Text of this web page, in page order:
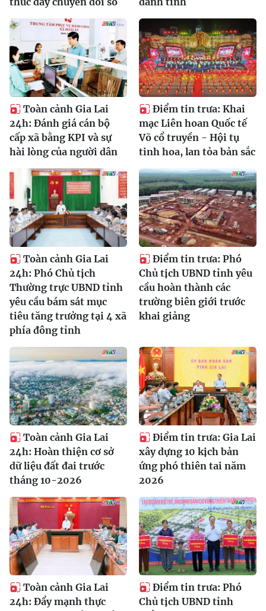
Toàn cảnh Gia Lai
24h: Đánh giá cán bộ
cấp xã bằng KPI và sự
hài lòng của người dân
Điểm tin trưa: Khai
mạc Liên hoan Quốc tế
Võ cổ truyền - Hội tụ
tinh hoa, lan tỏa bản sắc
Toàn cảnh Gia Lai
24h: Phó Chủ tịch
Thường trực UBND tỉnh
yêu cầu bám sát mục
tiêu tăng trưởng tại 4 xã
phía đông tỉnh
Điểm tin trưa: Phó
Chủ tịch UBND tỉnh yêu
cầu hoàn thành các
trường biên giới trước
khai giảng
Toàn cảnh Gia Lai
24h: Hoàn thiện cơ sở
dữ liệu đất đai trước
tháng 10-2026
Điểm tin trưa: Gia Lai
xây dựng 10 kịch bản
ứng phó thiên tai năm
2026
Toàn cảnh Gia Lai
24h: Đẩy mạnh thực
Điểm tin trưa: Phó
Chủ tịch UBND tỉnh